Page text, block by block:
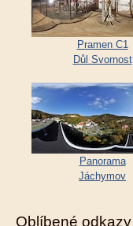
Pramen C1
Důl Svornost
Panorama
Jáchymov
Oblíbené odkazy